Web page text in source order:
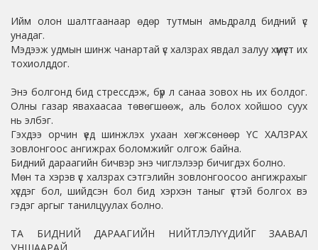
Ийм олон шалтгаанаар өдөр тутмын амьдралд бидний үс
унадаг.
Мэдээж удмын шинж чанартай үс халзрах явдал залуу хүмүүст их
тохиолддог.
Энэ болгонд бид стрессдэж, бүр л санаа зовох нь их болдог.
Олны газар явахаасаа төвөгшөөж, аль болох хойшоо суух
нь элбэг.
Гэхдээ орчин үед шинжлэх ухаан хөгжсөнөөр ҮС ХАЛЗРАХ
зовлонгоос ангижрах боломжийг олгож байна.
Бидний дараагийн бичвэр энэ чиглэлээр бичигдэх болно.
Мөн та хэрэв үс халзрах сэтгэлийн зовлонгоосоо ангижрахыг
хүсдэг бол, шийдсэн бол бид хэрхэн таныг үстэй болгох вэ
гэдэг аргыг танилцуулах болно.
ТА БИДНИЙ ДАРААГИЙН НИЙТЛЭЛҮҮДИЙГ ЗААВАЛ